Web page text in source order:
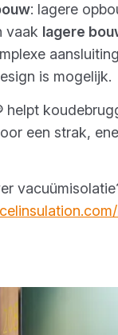
: lagere
vaak lagere
is mogelijk.
helpt
een strak,